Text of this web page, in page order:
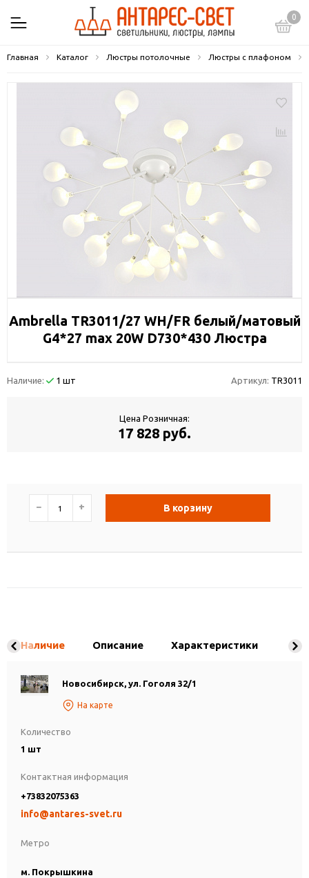
0
Главная Каталог Люстры потолочные Люстры с плафоном
Ambrella TR3011/27 WH/FR белый/матовый
G4*27 max 20W D730*430 Люстра
Наличие: 1 шт Артикул: TR3011
Цена Розничная:
17 828 руб.
− + В корзину
Наличие Описание Характеристики
Новосибирск, ул. Гоголя 32/1
На карте
Количество
1 шт
Метро
м. Покрышкина
Контактная информация
+73832075363
info@antares-svet.ru